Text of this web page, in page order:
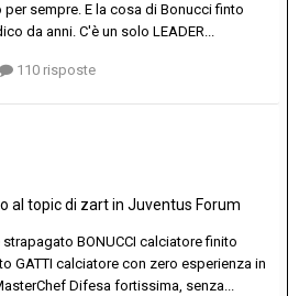
sempre. E la cosa di Bonucci finto
da anni. C'è un solo LEADER...
110 risposte
al topic di zartin Juventus Forum
BONUCCI calciatore finito
GATTI calciatore con zero esperienza in
Difesa fortissima, senza...